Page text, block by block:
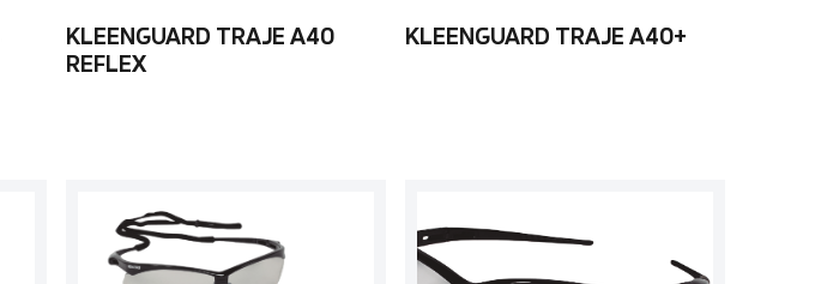
KLEENGUARD TRAJE A40
REFLEX
KLEENGUARD TRAJE A40+